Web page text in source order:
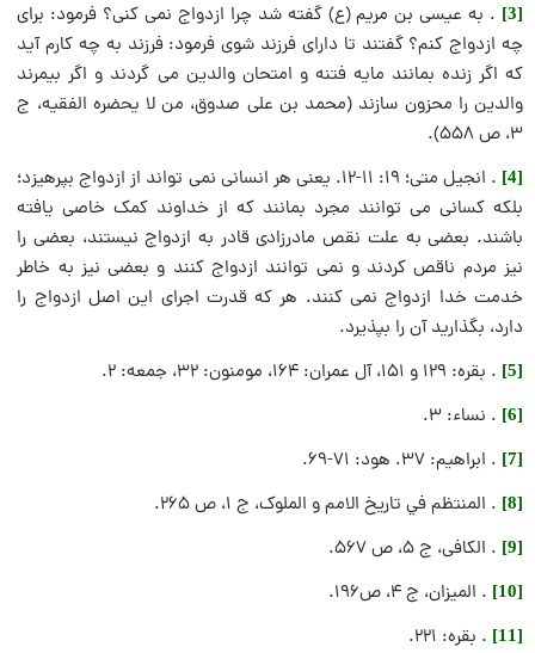
[3]
. به عيسى بن مريم (ع) گفته شد چرا ازدواج نمی کنی؟ فرمود: برای
چه ازدواج کنم؟ گفتند تا دارای فرزند شوی فرمود: فرزند به چه کارم آید
که اگر زنده بمانند مایه فتنه و امتحان والدین می گردند و اگر بیمرند
والدین را محزون سازند (محمد بن على صدوق، من لا يحضره الفقيه، ج
۳، ص ۵۵۸).
[4]
. انجيل متی؛ 19: 11-12. یعنی هر انسانی نمی تواند از ازدواج بپرهیزد؛
بلکه کسانی می توانند مجرد بمانند که از خداوند کمک خاصی یافته
باشند. بعضی به علت نقص مادرزادی قادر به ازدواج نیستند، بعضی را
نیز مردم ناقص کردند و نمی توانند ازدواج کنند و بعضی نیز به خاطر
خدمت خدا ازدواج نمی کنند. هر که قدرت اجرای این اصل ازدواج را
دارد، بگذارید آن را بپذیرد.
[5] . بقره: ۱۲۹ و ۱۵۱، آل عمران: ۱۶۴، مومنون: ۳۲، جمعه: ۲.
[6] . نساء: ۳.
[7] . ابراهیم: ۳۷. هود: ۷۱-۶۹.
[8] . المنتظم في تاريخ الامم و الملوک، ج ۱، ص ۲۶۵.
[9] . الکافی، ج ۵، ص ۵۶۷.
[10] . الميزان، ج ۴، ص۱۹۶.
[11] . بقره: ۲۲۱.